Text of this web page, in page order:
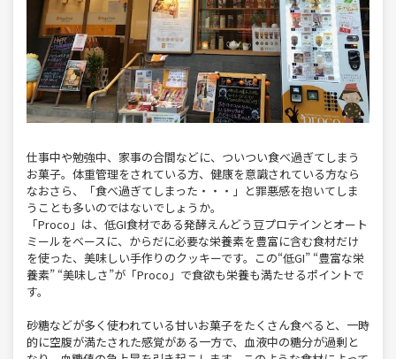
仕事中や勉強中、家事の合間などに、ついつい食べ過ぎてしまう
お菓子。体重管理をされている方、健康を意識されている方なら
なおさら、「食べ過ぎてしまった・・・」と罪悪感を抱いてしま
うことも多いのではないでしょうか。
「Proco」は、低GI食材である発酵えんどう豆プロテインとオート
ミールをベースに、からだに必要な栄養素を豊富に含む食材だけ
を使った、美味しい手作りのクッキーです。この“低GI” “豊富な栄
養素” “美味しさ”が「Proco」で食欲も栄養も満たせるポイントで
す。
砂糖などが多く使われている甘いお菓子をたくさん食べると、一時
的に空腹が満たされた感覚がある一方で、血液中の糖分が過剰と